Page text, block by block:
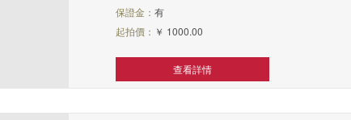
保證金： 有
起拍價： ￥ 1000.00
查看詳情